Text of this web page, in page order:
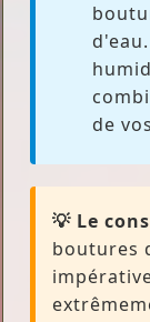
de
💡 Le
boutures